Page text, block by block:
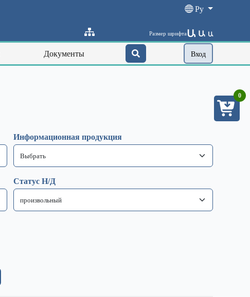
Ру
Размер шрифтаԱ Ա Ա
Документы Вход
Информационная продукция
Статус Н/Д
0